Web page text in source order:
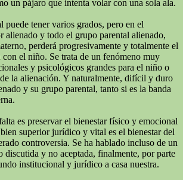
un pájaro que intenta volar con una sola ala.
puede tener varios grados, pero en el
alienado y todo el grupo parental alienado,
perderá progresivamente y totalmente el
el niño. Se trata de un fenómeno muy
y psicológicos grandes para el niño o
la alienación. Y naturalmente, difícil y duro
y su grupo parental, tanto si es la banda
es preservar el bienestar físico y emocional
superior jurídico y vital es el bienestar del
controversia. Se ha hablado incluso de un
discutida y no aceptada, finalmente, por parte
institucional y jurídico a casa nuestra.